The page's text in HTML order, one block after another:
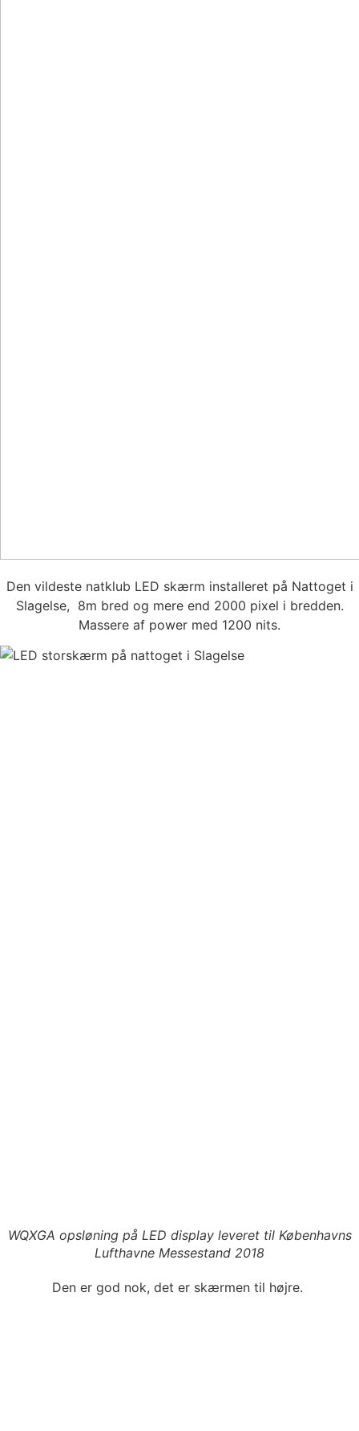
Den vildeste natklub LED skærm installeret på Nattoget i
Slagelse, 8m bred og mere end 2000 pixel i bredden.
Massere af power med 1200 nits.
WQXGA opsløning på LED display leveret til Københavns
Lufthavne Messestand 2018
Den er god nok, det er skærmen til højre.